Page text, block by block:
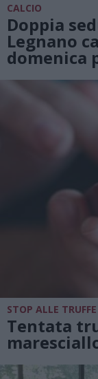
CALCIO
Doppia
Legnano
domenica
STOP ALLE TRUFFE
Tentata